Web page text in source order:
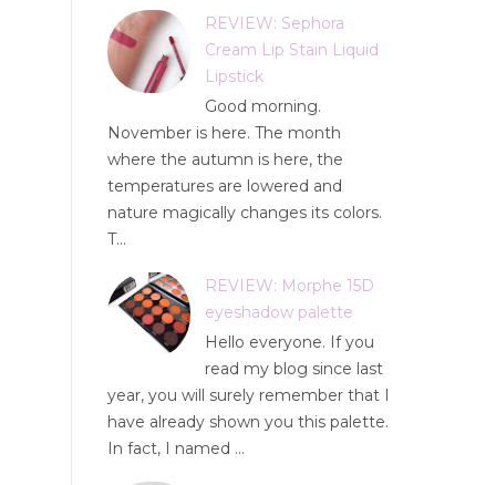
REVIEW: Sephora
Cream Lip Stain Liquid
Lipstick
Good morning.
November is here. The month
where the autumn is here, the
temperatures are lowered and
nature magically changes its colors.
T...
REVIEW: Morphe 15D
eyeshadow palette
Hello everyone. If you
read my blog since last
year, you will surely remember that I
have already shown you this palette.
In fact, I named ...